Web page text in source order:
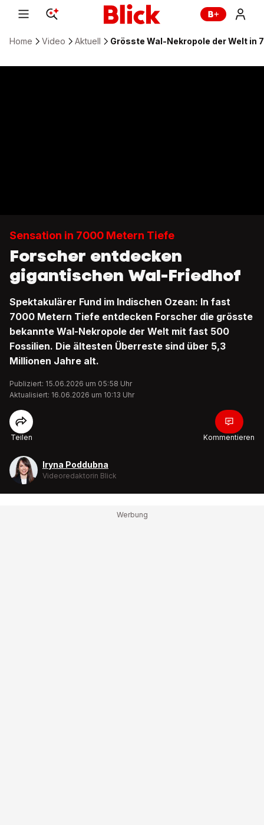
Home Video Aktuell Grösste Wal-Nekropole der Welt in
Sensation in 7000 Metern Tiefe
Forscher entdecken
gigantischen Wal-Friedhof
Spektakulärer Fund im Indischen Ozean: In fast
7000 Metern Tiefe entdecken Forscher die grösste
bekannte Wal-Nekropole der Welt mit fast 500
Fossilien. Die ältesten Überreste sind über 5,3
Millionen Jahre alt.
Publiziert: 15.06.2026 um 05:58 Uhr
Aktualisiert: 16.06.2026 um 10:13 Uhr
Teilen Kommentieren
Iryna Poddubna
Videoredaktorin Blick